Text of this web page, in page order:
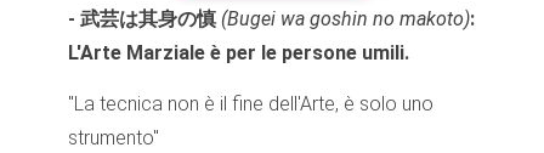
- 武芸は其身の慎 (Bugei wa goshin no makoto):
L'Arte Marziale è per le persone umili.
"La tecnica non è il fine dell'Arte, è solo uno
strumento"